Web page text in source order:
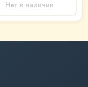
Нет в наличии